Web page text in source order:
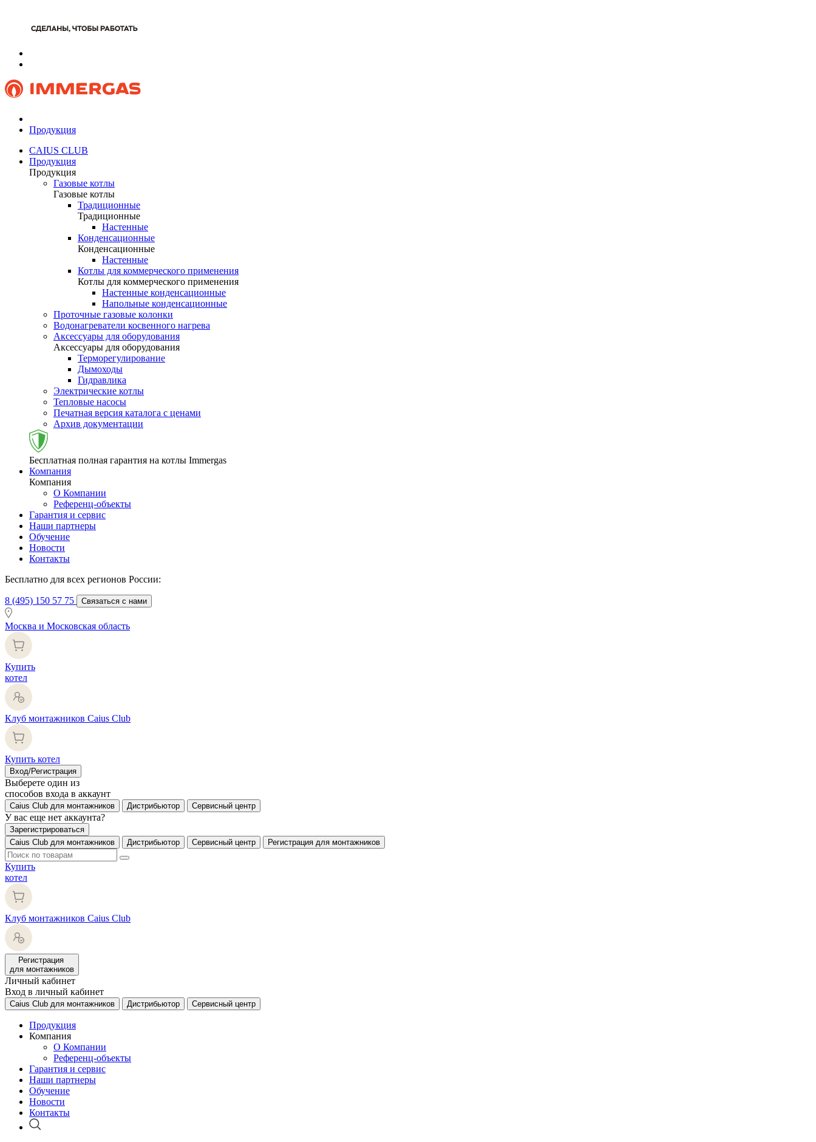
Продукция
CAIUS CLUB
Продукция
Продукция
Газовые котлы
Газовые котлы
Традиционные
Традиционные
Настенные
Конденсационные
Конденсационные
Настенные
Котлы для коммерческого применения
Котлы для коммерческого применения
Настенные конденсационные
Напольные конденсационные
Проточные газовые колонки
Водонагреватели косвенного нагрева
Аксессуары для оборудования
Аксессуары для оборудования
Терморегулирование
Дымоходы
Гидравлика
Электрические котлы
Тепловые насосы
Печатная версия каталога с ценами
Архив документации
Бесплатная полная гарантия на котлы Immergas
Компания
Компания
О Компании
Референц-объекты
Гарантия и сервис
Наши партнеры
Обучение
Новости
Контакты
Бесплатно для всех регионов России:
8 (495) 150 57 75 Связаться с нами
Москва и Московская область
Купить
котел
Клуб монтажников Caius Club
Купить котел
Вход/Регистрация
Выберете один из
способов входа в аккаунт
Caius Club для монтажников Дистрибьютор Сервисный центр
У вас еще нет аккаунта?
Зарегистрироваться
Caius Club для монтажников
Дистрибьютор Сервисный центр Регистрация для монтажников
Купить
котел
Клуб монтажников Caius Club
Регистрация
для монтажников
Личный кабинет
Вход в личный кабинет
Caius Club для монтажников Дистрибьютор Сервисный центр
Продукция
Компания
О Компании
Референц-объекты
Гарантия и сервис
Наши партнеры
Обучение
Новости
Контакты